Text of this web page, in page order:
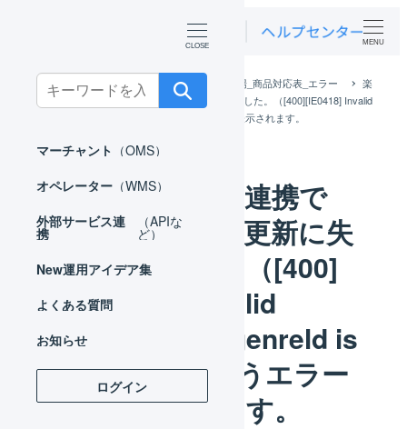
Search
for:
マーチャント （OMS）
オペレーター （WMS）
外部サービス連
携
（APIな
ど）
New運用アイデア集
よくある質問
お知らせ
ログイン
MENU
ホーム よくある質問 FAQ_楽天市場_商品対応表_エラー
楽
天市場との連携で「商品情報の更新に失敗しました。（[400][IE0418] Invalid
attribute or genreld is set.）」というエラーが表示されます。
楽天市場との連携で
「商品情報の更新に失
敗しました。（[400]
[IE0418] Invalid
attribute or genreld is
set.）」というエラー
が表示されます。